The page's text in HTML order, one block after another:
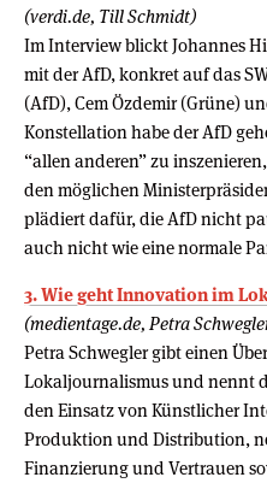
(verdi.de, Till Schmidt)
Im Interview blickt Johannes
mit der AfD, konkret auf das
(AfD), Cem Özdemir (Grüne)
Konstellation habe der AfD
“allen anderen” zu
den möglichen
plädiert dafür, die AfD nicht
auch nicht wie eine normale
3. Wie geht Innovation im
(medientage.de, Petra
Petra Schwegler gibt einen
Lokaljournalismus und nennt
den Einsatz von Künstlicher
Produktion und Distribution,
Finanzierung und Vertrauen